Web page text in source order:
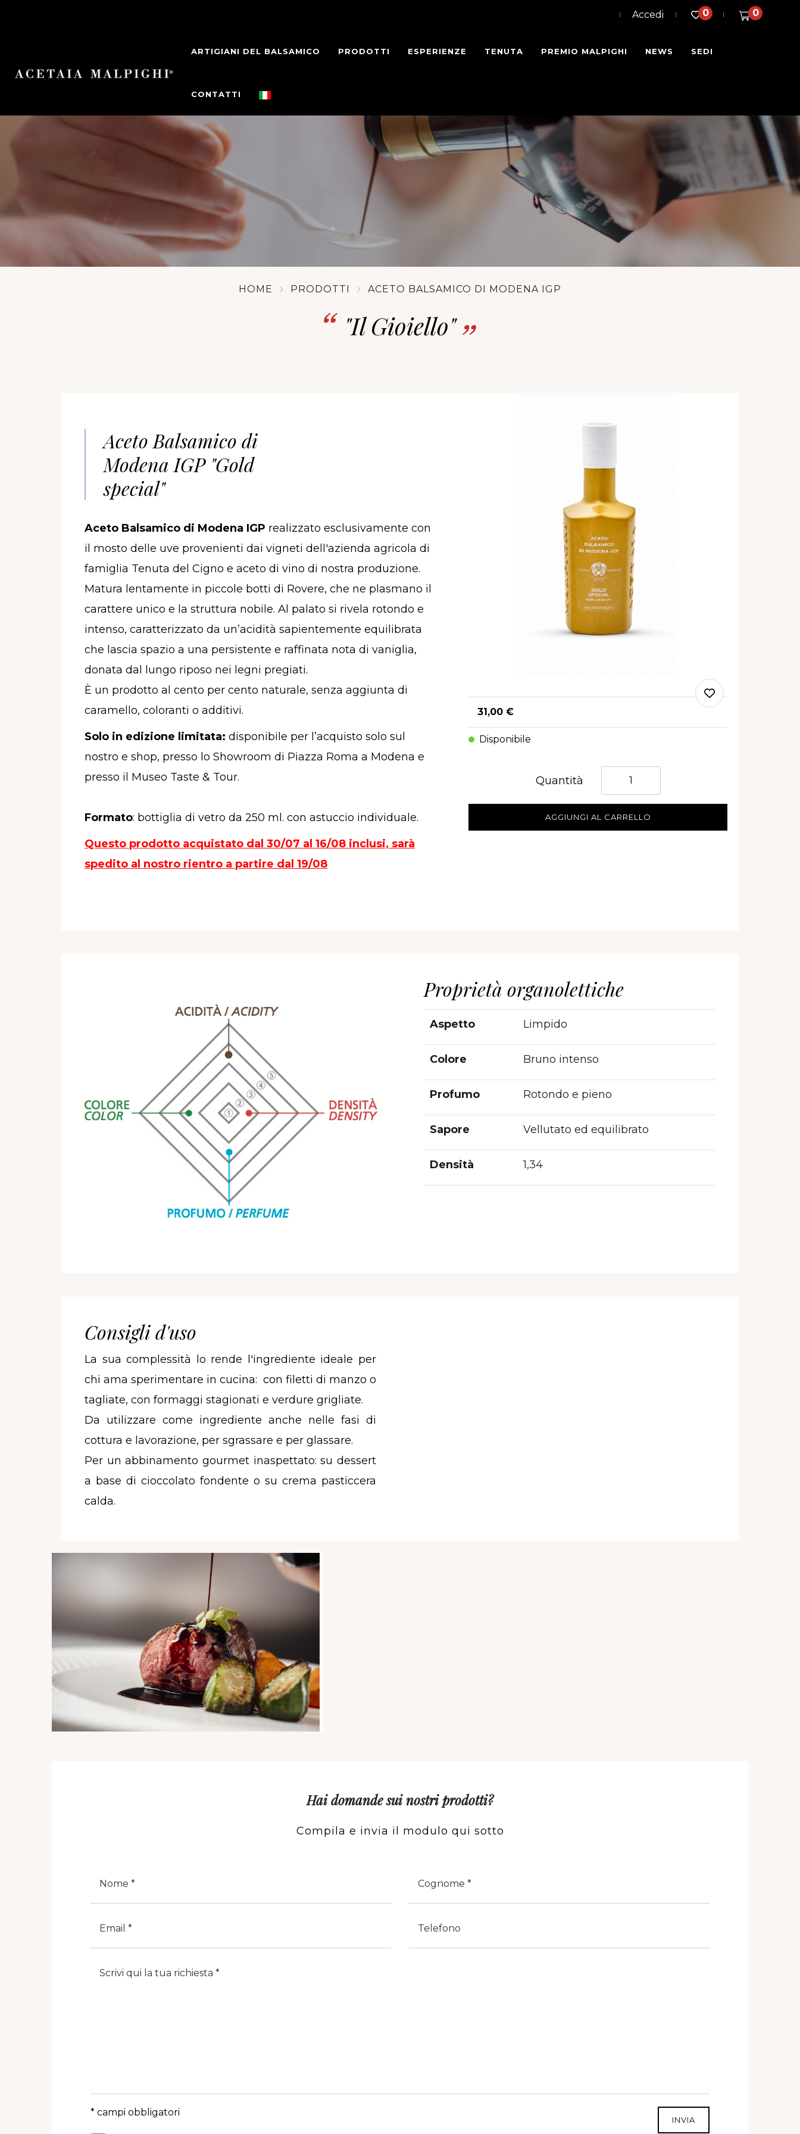
Accedi 0 0
ARTIGIANI DEL BALSAMICO PRODOTTI ESPERIENZE TENUTA PREMIO MALPIGHI NEWS SEDI
CONTATTI
HOME PRODOTTI ACETO BALSAMICO DI MODENA IGP
"Il Gioiello"
Aceto Balsamico di
Modena IGP "Gold
special"
Aceto Balsamico di Modena IGP realizzato esclusivamente con
il mosto delle uve provenienti dai vigneti dell'azienda agricola di
famiglia Tenuta del Cigno e aceto di vino di nostra produzione.
Matura lentamente in piccole botti di Rovere, che ne plasmano il
carattere unico e la struttura nobile. Al palato si rivela rotondo e
intenso, caratterizzato da un’acidità sapientemente equilibrata
che lascia spazio a una persistente e raffinata nota di vaniglia,
donata dal lungo riposo nei legni pregiati.
È un prodotto al cento per cento naturale, senza aggiunta di
caramello, coloranti o additivi.
Solo in edizione limitata: disponibile per l’acquisto solo sul
nostro e shop, presso lo Showroom di Piazza Roma a Modena e
presso il Museo Taste & Tour.
Formato: bottiglia di vetro da 250 ml. con astuccio individuale.
Questo prodotto acquistato dal 30/07 al 16/08 inclusi, sarà
spedito al nostro rientro a partire dal 19/08
31,00 €
Disponibile
Quantità Quantità
AGGIUNGI AL CARRELLO
Proprietà organolettiche
Aspetto Limpido
Colore Bruno intenso
Profumo Rotondo e pieno
Sapore Vellutato ed equilibrato
Densità 1,34
Consigli d'uso
La sua complessità lo rende l'ingrediente ideale per
chi ama sperimentare in cucina: con filetti di manzo o
tagliate, con formaggi stagionati e verdure grigliate.
Da utilizzare come ingrediente anche nelle fasi di
cottura e lavorazione, per sgrassare e per glassare.
Per un abbinamento gourmet inaspettato: su dessert
a base di cioccolato fondente o su crema pasticcera
calda.
Hai domande sui nostri prodotti?
Compila e invia il modulo qui sotto
* campi obbligatori
INVIA